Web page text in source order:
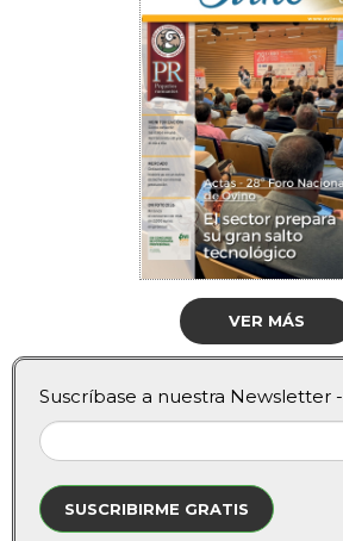
VER MÁS
Suscríbase a nuestra Newsletter -
SUSCRIBIRME GRATIS